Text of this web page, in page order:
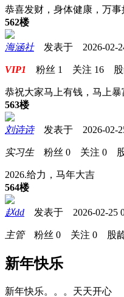
恭喜发财，身体健康，万事
562楼
海涵社发表于 2026-02-24
VIP1 粉丝 1 关注 16 股
恭祝大家马上有钱，马上暴
563楼
刘诗诗发表于 2026-02-
实习生粉丝 0 关注 0
2026.给力，马年大吉
564楼
赵dd 发表于 2026-02-25
主管粉丝 0 关注 0 股
新年快乐
新年快乐。。。天天开心